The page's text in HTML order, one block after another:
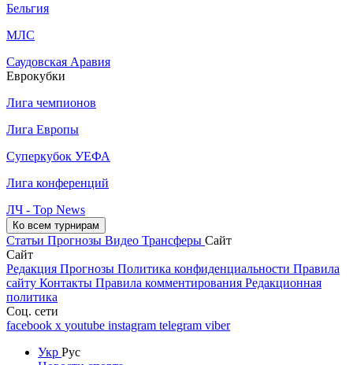
Бельгия
МЛС
Саудовская Аравия
Еврокубки
Лига чемпионов
Лига Европы
Суперкубок УЕФА
Лига конференций
ЛЧ - Top News
Ко всем турнирам
Статьи Прогнозы Видео Трансферы Сайт
Сайт
Редакция Прогнозы Политика конфиденциальности Правила
сайту Контакты Правила комментирования Редакционная
политика
Соц. сети
facebook x youtube instagram telegram viber
Укр Рус